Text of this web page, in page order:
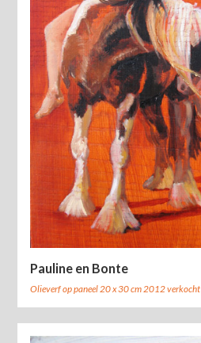
Pauline en Bonte
Olieverf op paneel 20 x 30 cm 2012 verkocht